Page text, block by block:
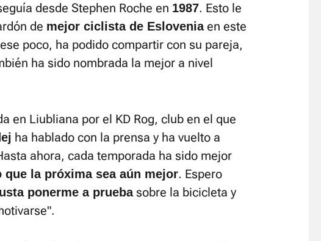
desde Stephen Roche en 1987. Esto le
de mejor ciclista de Esloveniaen este
poco, ha podido compartir con su pareja,
ha sido nombrada la mejor a nivel
en Liubliana por el KD Rog, club en el que
ha hablado con la prensa y ha vuelto a
ahora, cada temporada ha sido mejor
que la próxima sea aún mejor. Espero
ponerme a pruebasobre la bicicleta y